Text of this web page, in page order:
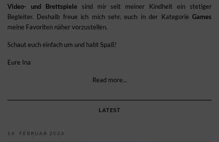
Video- und Brettspielesind mir seit meiner Kindheit ein stetiger
Begleiter. Deshalb freue ich mich sehr, euch in der Kategorie Games
meine Favoriten näher vorzustellen.
Schaut euch einfach um und habt Spaß!
Eure Ina
Read more...
LATEST
14. FEBRUAR 2026